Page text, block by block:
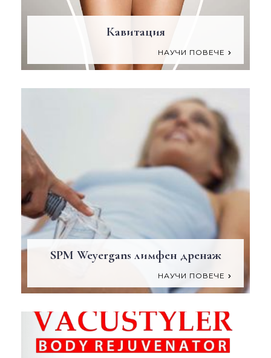
Кавитация
НАУЧИ ПОВЕЧЕ
SPM Weyergans лимфен дренаж
НАУЧИ ПОВЕЧЕ